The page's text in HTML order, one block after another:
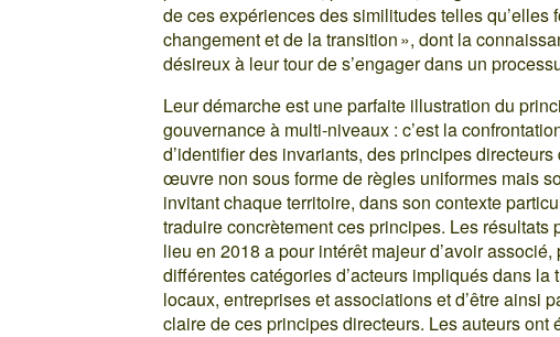
de ces expériences des similitudes telles qu’elles
changement et de la transition », dont la
désireux à leur tour de s’engager dans un
Leur démarche est une parfaite illustration du
gouvernance à multi-niveaux : c’est la
d’identifier des invariants, des principes
œuvre non sous forme de règles uniformes mais
invitant chaque territoire, dans son contexte
traduire concrètement ces principes. Les résultats
lieu en 2018 a pour intérêt majeur d’avoir
différentes catégories d’acteurs impliqués dans
locaux, entreprises et associations et d’être ainsi
claire de ces principes directeurs. Les auteurs ont